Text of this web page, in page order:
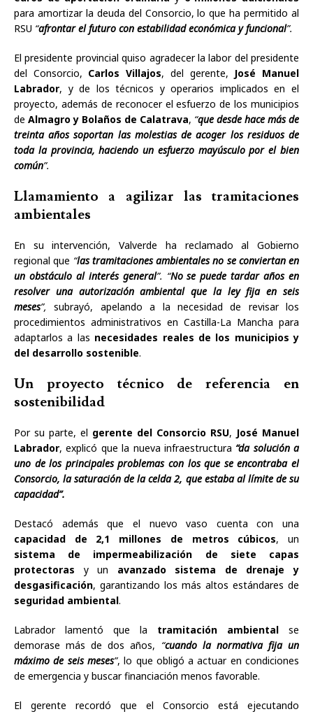
para amortizar la deuda del Consorcio, lo que ha permitido al
RSU “afrontar el futuro con estabilidad económica y funcional”.
El presidente provincial quiso agradecer la labor del presidente
del Consorcio, Carlos Villajos, del gerente, José Manuel
Labrador, y de los técnicos y operarios implicados en el
proyecto, además de reconocer el esfuerzo de los municipios
de Almagro y Bolaños de Calatrava, “que desde hace más de
treinta años soportan las molestias de acoger los residuos de
toda la provincia, haciendo un esfuerzo mayúsculo por el bien
común”.
Llamamiento a agilizar las tramitaciones
ambientales
En su intervención, Valverde ha reclamado al Gobierno
regional que “las tramitaciones ambientales no se conviertan en
un obstáculo al interés general”. “No se puede tardar años en
resolver una autorización ambiental que la ley fija en seis
meses”,
subrayó, apelando a la necesidad de revisar los
procedimientos administrativos en Castilla-La Mancha para
adaptarlos a las necesidades reales de los municipios y
del desarrollo sostenible.
Un proyecto técnico de referencia en
sostenibilidad
Por su parte, el gerente del Consorcio RSU, José Manuel
Labrador, explicó que la nueva infraestructura “da solución a
uno de los principales problemas con los que se encontraba el
Consorcio, la saturación de la celda 2, que estaba al límite de su
capacidad”.
Destacó además que el nuevo vaso cuenta con una
capacidad de 2,1 millones de metros cúbicos, un
sistema de impermeabilización de siete capas
protectoras y un avanzado sistema de drenaje y
desgasificación, garantizando los más altos estándares de
seguridad ambiental.
Labrador lamentó que la tramitación ambiental se
demorase más de dos años, “cuando la normativa fija un
máximo de seis meses”, lo que obligó a actuar en condiciones
de emergencia y buscar financiación menos favorable.
El gerente recordó que el Consorcio está ejecutando